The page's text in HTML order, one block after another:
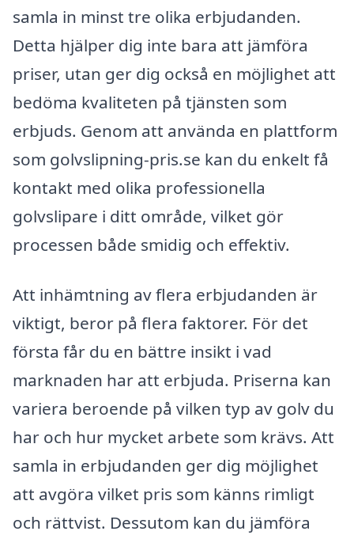
samla in minst tre olika erbjudanden.
Detta hjälper dig inte bara att jämföra
priser, utan ger dig också en möjlighet att
bedöma kvaliteten på tjänsten som
erbjuds. Genom att använda en plattform
som golvslipning-pris.se kan du enkelt få
kontakt med olika professionella
golvslipare i ditt område, vilket gör
processen både smidig och effektiv.
Att inhämtning av flera erbjudanden är
viktigt, beror på flera faktorer. För det
första får du en bättre insikt i vad
marknaden har att erbjuda. Priserna kan
variera beroende på vilken typ av golv du
har och hur mycket arbete som krävs. Att
samla in erbjudanden ger dig möjlighet
att avgöra vilket pris som känns rimligt
och rättvist. Dessutom kan du jämföra